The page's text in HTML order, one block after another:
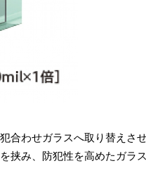
合わせガラスへ取り替えさ
挟み、防犯性を高めたガラス